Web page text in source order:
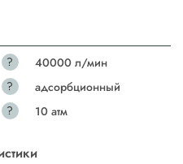
?
40000 л/мин
?
адсорбционный
? 10 атм